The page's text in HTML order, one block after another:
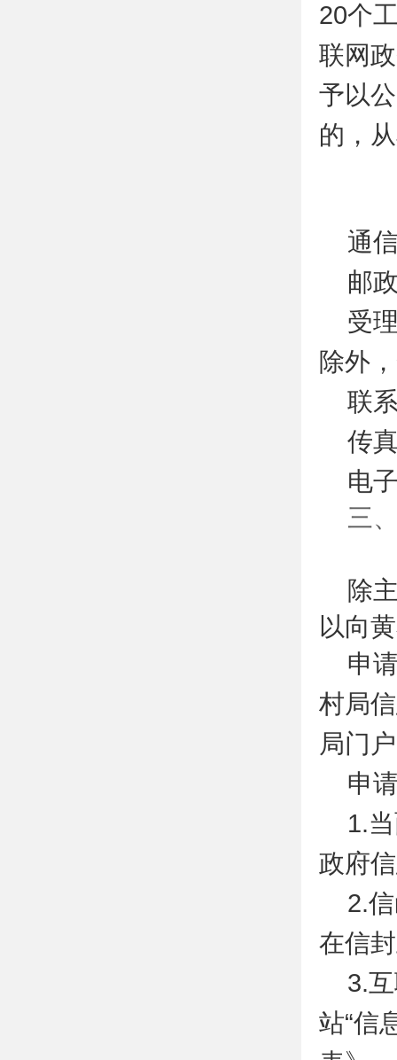
20个
联网
予以
的，
通
邮
受
除外
联
传
电
三
除
以向
申
村局
局门
申
1.
政府
2.
在信
3.
站“信